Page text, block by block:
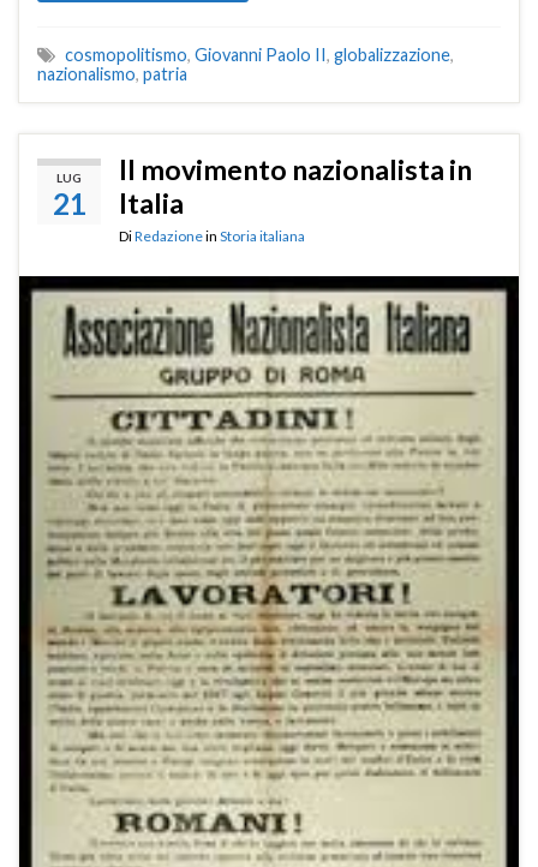
cosmopolitismo, Giovanni Paolo II, globalizzazione,
nazionalismo, patria
LUG
21
Il movimento nazionalista in
Italia
DiRedazionein Storia italiana